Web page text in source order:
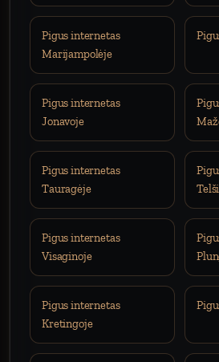
Pigus internetas
Marijampolėje
Pigus internetas
Jonavoje
Pigus internetas
Tauragėje
Pigus internetas
Visaginoje
Pigus internetas
Kretingoje